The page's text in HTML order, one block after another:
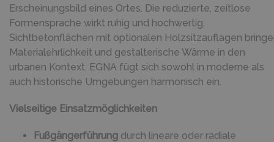
Erscheinungsbild eines Ortes. Die reduzierte, zeitlose
Formensprache wirkt ruhig und hochwertig.
Sichtbetonflächen mit optionalen Holzsitzauflagen
Materialehrlichkeit und gestalterische Wärme in den
urbanen Kontext. EGNA fügt sich sowohl in moderne als
auch historische Umgebungen harmonisch ein.
Vielseitige Einsatzmöglichkeiten
Fußgängerführung durch lineare oder radiale